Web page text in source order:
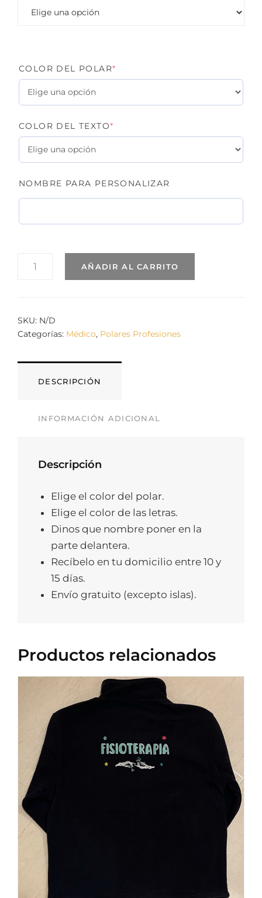
COLOR DEL POLAR*
COLOR DEL TEXTO*
NOMBRE PARA PERSONALIZAR
MÉDICA.
AÑADIR AL CARRITO
SKU: N/D
Categorías: Médico, Polares Profesiones
DESCRIPCIÓN
INFORMACIÓN ADICIONAL
Descripción
Elige el color del polar.
Elige el color de las letras.
Dinos que nombre poner en la
parte delantera.
Recíbelo en tu domicilio entre 10 y
15 días.
Envío gratuito (excepto islas).
Productos relacionados